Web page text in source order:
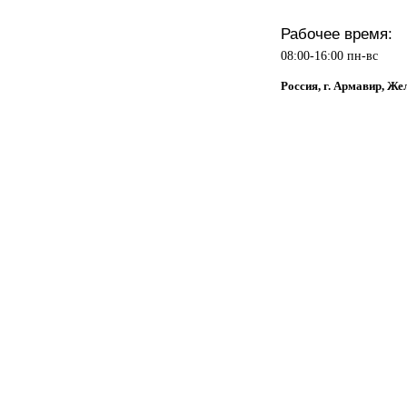
Рабочее время:
08:00-16:00 пн-вс
Россия, г. Армавир,